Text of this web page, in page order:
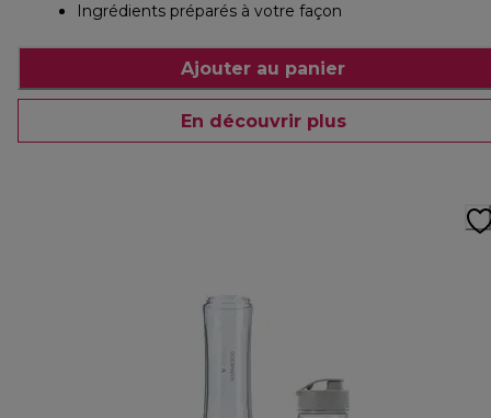
Ingrédients préparés à votre façon
Ajouter au panier
En découvrir plus